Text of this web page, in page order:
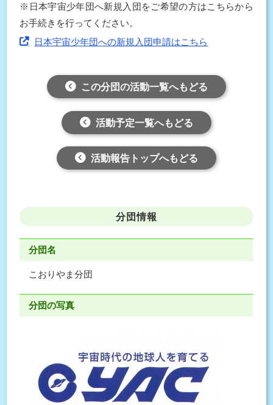
※日本宇宙少年団へ新規入団をご希望の方はこちらから
お手続きを行ってください。
日本宇宙少年団への新規入団申請はこちら
この分団の活動一覧へもどる
活動予定一覧へもどる
活動報告トップへもどる
分団情報
分団名
こおりやま分団
分団の写真